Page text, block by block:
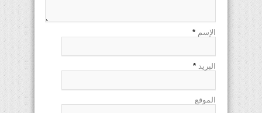
الإسم *
البريد *
الموقع